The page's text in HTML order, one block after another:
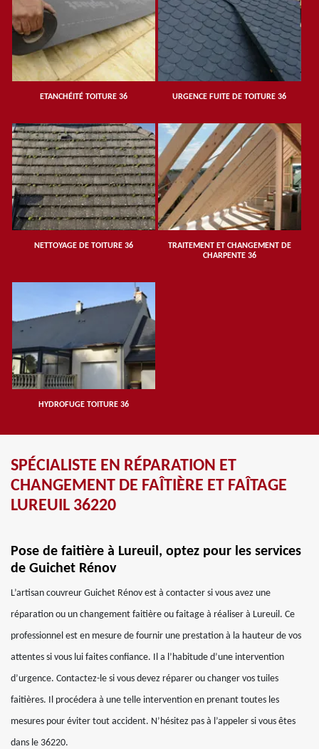
ETANCHÉITÉ TOITURE 36 URGENCE FUITE DE TOITURE 36
NETTOYAGE DE TOITURE 36
TRAITEMENT ET CHANGEMENT DE
CHARPENTE 36
HYDROFUGE TOITURE 36
SPÉCIALISTE EN RÉPARATION ET
CHANGEMENT DE FAÎTIÈRE ET FAÎTAGE
LUREUIL 36220
Pose de faitière à Lureuil, optez pour les services
de Guichet Rénov
L’artisan couvreur Guichet Rénov est à contacter si vous avez une
réparation ou un changement faitière ou faitage à réaliser à Lureuil. Ce
professionnel est en mesure de fournir une prestation à la hauteur de vos
attentes si vous lui faites confiance. Il a l’habitude d’une intervention
d’urgence. Contactez-le si vous devez réparer ou changer vos tuiles
faitières. Il procédera à une telle intervention en prenant toutes les
mesures pour éviter tout accident. N’hésitez pas à l’appeler si vous êtes
dans le 36220.